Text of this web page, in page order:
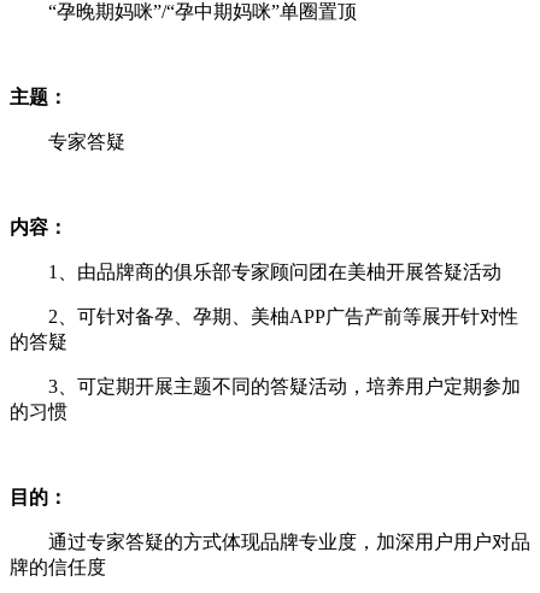
“孕晚期妈咪”/“孕中期妈咪”单圈置顶
主题：
专家答疑
内容：
1、由品牌商的俱乐部专家顾问团在美柚开展答疑活动
2、可针对备孕、孕期、美柚APP广告产前等展开针对性
的答疑
3、可定期开展主题不同的答疑活动，培养用户定期参加
的习惯
目的：
通过专家答疑的方式体现品牌专业度，加深用户用户对品
牌的信任度